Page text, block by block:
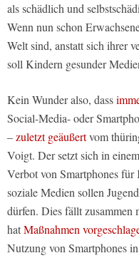
als schädlich und
Wenn nun schon
Welt sind, anstatt sich ihrer
soll Kindern gesunder
Kein Wunder also, dass
Social-Media- oder
–zuletzt geäußertvom
Voigt. Der setzt sich in
Verbot von Smartphones
soziale Medien sollen
dürfen. Dies fällt
hatMaßnahmen
Nutzung von Smartphones